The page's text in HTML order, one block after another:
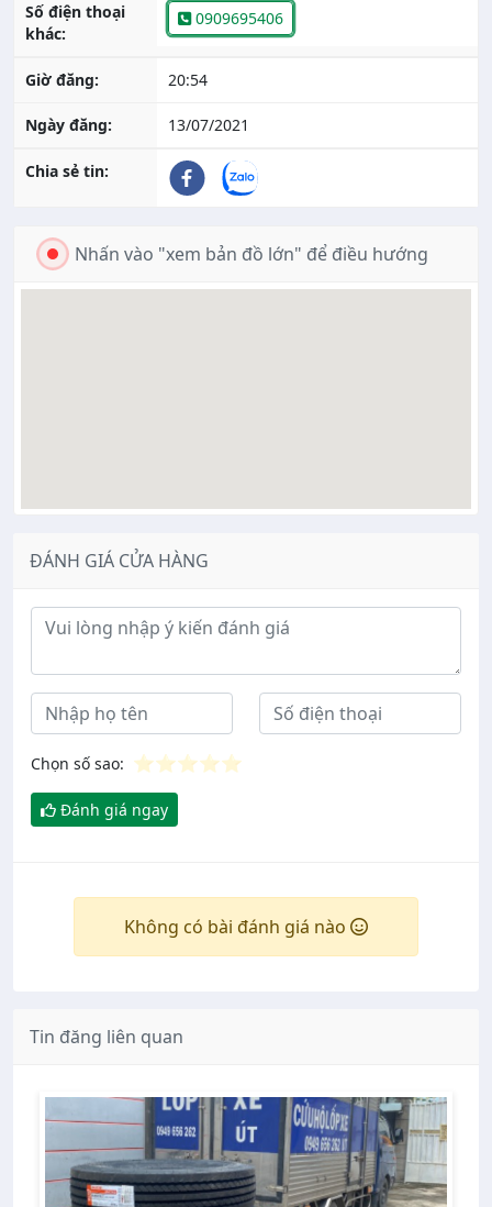
Số điện thoại
khác:
0909695406
Giờ đăng: 20:54
Ngày đăng: 13/07/2021
Chia sẻ tin:
Nhấn vào "xem bản đồ lớn" để điều hướng
ĐÁNH GIÁ CỬA HÀNG
Ý kiến đánh giá
Chọn số sao: ⭐⭐⭐⭐⭐
Đánh giá ngay
Không có bài đánh giá nào
Tin đăng liên quan